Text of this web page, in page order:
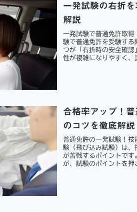
一発試験の右折
解説
一発試験で普通免許取
験で普通免許を受験する
つが「右折時の安全確
性が複雑になりやすく、
合格率アップ！
のコツを徹底解説
普通免許の一発試験！
験（飛び込み試験）は
が苦戦するポイントです
が、試験のポイントを押